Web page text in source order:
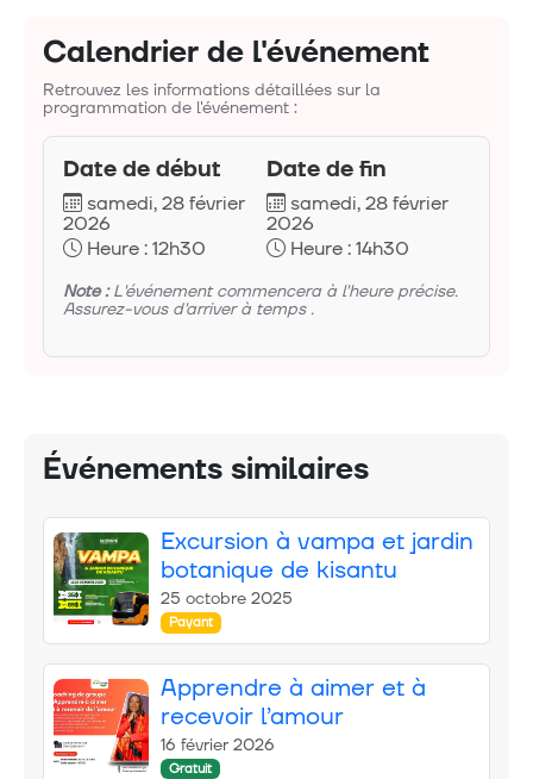
Calendrier de l'événement
Retrouvez les informations détaillées sur la
programmation de l'événement :
Date de début
samedi, 28 février
2026
Heure : 12h30
Date de fin
samedi, 28 février
2026
Heure : 14h30
Note :L'événement commencera à l'heure précise.
Assurez-vous d'arriver à temps .
Événements similaires
Excursion à vampa et jardin
botanique de kisantu
25 octobre 2025
Payant
Apprendre à aimer et à
recevoir l’amour
16 février 2026
Gratuit